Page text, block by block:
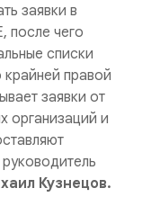
заявки в
чего
списки
правой
заявки от
организаций и
Кузнецов.